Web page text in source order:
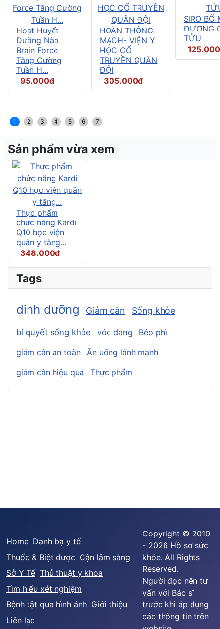
Hoạt Huyết
Dưỡng Não
Brain Force
Tăng Cường
Tuần H...
95.000đ
HOÀN THÔNG
MẠCH- VIỆN Y
HỌC CỔ
TRUYỀN QUÂN
ĐỘI
305.000đ
SIRO BỔ
ĐƯƠNG
TỬU
1 2 3 4 5 6 7
Sản phẩm vừa xem
Thực phẩm
chức năng Kardi
Q10 học viện
quân y tăng...
348.000đ
Tags
dinh dưỡng Giảm cân Sống khỏe
bí quyết sống khỏe vóc dáng Béo phì
giảm cân an toàn
Ăn uống lành mạnh
giảm cân hiệu quả
Thực phẩm
Home Danh bạ y tế
Thuốc & Biệt dược Cận lâm sàng
Sở Y Tế Thủ thuật y khoa
Tìm hiểu xét nghiệm
Bệnh tật qua hình ảnh Giới thiệu
Liên lạc
Copyright © 2010
- 2026 Hồ sơ sức
khỏe. All Rights
Reserved.
Người đọc nên tư
vấn với Bác sĩ
trước khi áp dụng
các thông tin trên